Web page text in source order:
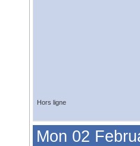
Hors ligne
Mon 02